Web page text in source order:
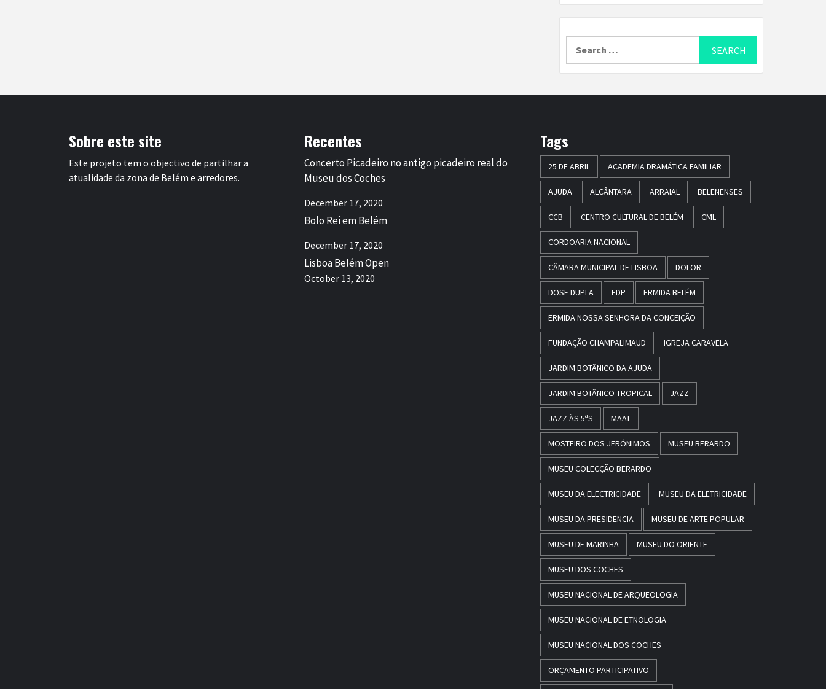
Sobre este site
Este projeto tem o objectivo de partilhar a
atualidade da zona de Belém e arredores.
Recentes
Concerto Picadeiro no antigo picadeiro real do
Museu dos Coches
December 17, 2020
Bolo Rei em Belém
December 17, 2020
Lisboa Belém Open
October 13, 2020
Tags
25 DE ABRIL ACADEMIA DRAMÁTICA FAMILIAR
AJUDA ALCÂNTARA ARRAIAL BELENENSES
CCB CENTRO CULTURAL DE BELÉM CML
CORDOARIA NACIONAL
CÂMARA MUNICIPAL DE LISBOA DOLOR
DOSE DUPLA EDP ERMIDA BELÉM
ERMIDA NOSSA SENHORA DA CONCEIÇÃO
FUNDAÇÃO CHAMPALIMAUD IGREJA CARAVELA
JARDIM BOTÂNICO DA AJUDA
JARDIM BOTÂNICO TROPICAL JAZZ
JAZZ ÀS 5ªS MAAT
MOSTEIRO DOS JERÓNIMOS MUSEU BERARDO
MUSEU COLECÇÃO BERARDO
MUSEU DA ELECTRICIDADE MUSEU DA ELETRICIDADE
MUSEU DA PRESIDENCIA MUSEU DE ARTE POPULAR
MUSEU DE MARINHA MUSEU DO ORIENTE
MUSEU DOS COCHES
MUSEU NACIONAL DE ARQUEOLOGIA
MUSEU NACIONAL DE ETNOLOGIA
MUSEU NACIONAL DOS COCHES
ORÇAMENTO PARTICIPATIVO